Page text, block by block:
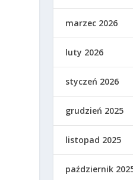
marzec 2026
luty 2026
styczeń 2026
grudzień 2025
listopad 2025
październik